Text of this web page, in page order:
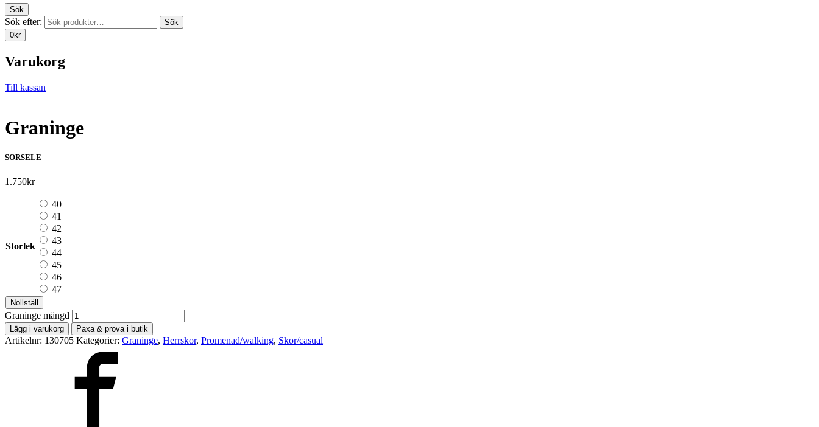
Sök
Sök efter:
Sök
0kr
Varukorg
Till kassan
Graninge
SORSELE
1.750kr
Storlek
40
41
42
43
44
45
46
47
Nollställ
Graninge mängd
Lägg i varukorg Paxa & prova i butik
Artikelnr: 130705 Kategorier: Graninge, Herrskor, Promenad/walking, Skor/casual